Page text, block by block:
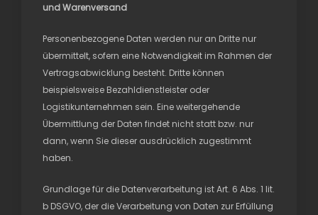
und Warenversand
Personenbezogene Daten werden nur an Dritte nur
übermittelt, sofern eine Notwendigkeit im Rahmen der
Vertragsabwicklung besteht. Dritte können
beispielsweise Bezahldienstleister oder
Logistikunternehmen sein. Eine weitergehende
Übermittlung der Daten findet nicht statt bzw. nur
dann, wenn Sie dieser ausdrücklich zugestimmt
haben.
Grundlage für die Datenverarbeitung ist Art. 6 Abs. 1 lit.
b DSGVO, der die Verarbeitung von Daten zur Erfüllung